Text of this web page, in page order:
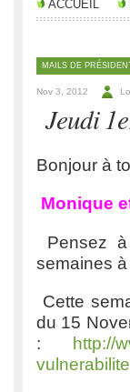
ACCUEIL
MAILS DE
Nov 3, 2012
Jeudi
Bonjour à
Monique
Pensez
semaines à
Cette
du 15
:
http://